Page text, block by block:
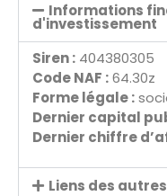
Informations
d'investissement
Siren : 404380305
Code NAF :64.30z
Forme légale :
Dernier capital
Dernier chiffre
Liens des